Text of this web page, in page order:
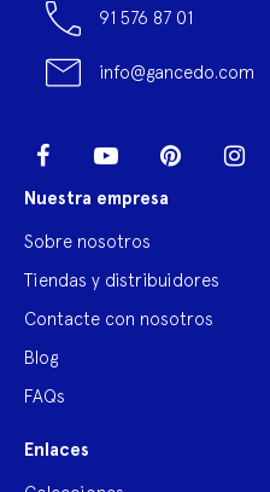
91 576 87 01
info@gancedo.com
Facebook YouTube Pinterest
Nuestra empresa
Sobre nosotros
Tiendas y distribuidores
Contacte con nosotros
Blog
FAQs
Enlaces